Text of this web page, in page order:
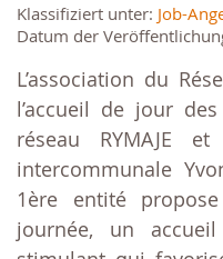
Klassifiziert unter: Job-
Datum der
L’association du
l’accueil de jour
réseau RYMAJE
intercommunale
1ère entité
journée, un